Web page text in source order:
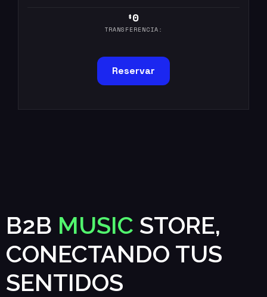
$0
TRANSFERENCIA:
Reservar
B2B MUSIC STORE,
CONECTANDO TUS
SENTIDOS